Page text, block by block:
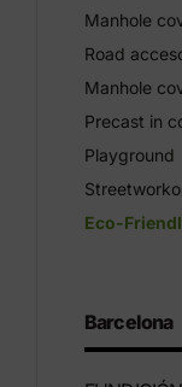
Manhole
Road
Manhole
Precast in
Playground
Eco-
Barcelona